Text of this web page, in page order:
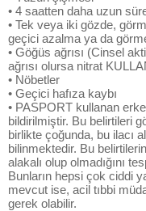
• 4 saatten daha uzun
• Tek veya iki gözde,
geçici azalma ya da
• Göğüs ağrısı (Cinsel
ağrısı olursa nitrat
• Nöbetler
• Geçici hafıza kaybı
• PASPORT kullanan
bildirilmiştir. Bu belirtileri
birlikte çoğunda, bu ilacı
bilinmektedir. Bu
alakalı olup olmadığını
Bunların hepsi çok ciddi
mevcut ise, acil tıbbi
gerek olabilir.